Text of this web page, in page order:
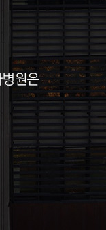
인재채용
협력병원